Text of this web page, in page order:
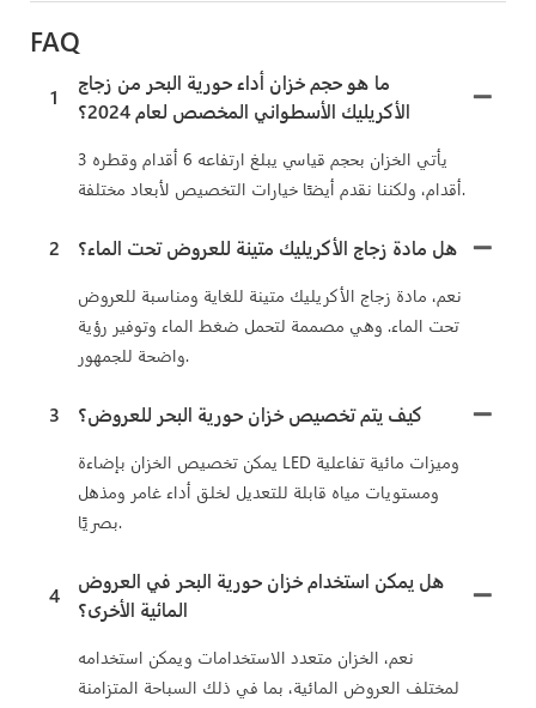
FAQ
1
ما هو حجم خزان أداء حورية البحر من زجاج
الأكريليك الأسطواني المخصص لعام 2024؟
يأتي الخزان بحجم قياسي يبلغ ارتفاعه 6 أقدام وقطره 3
أقدام، ولكننا نقدم أيضًا خيارات التخصيص لأبعاد مختلفة.
2 هل مادة زجاج الأكريليك متينة للعروض تحت الماء؟
نعم، مادة زجاج الأكريليك متينة للغاية ومناسبة للعروض
تحت الماء. وهي مصممة لتحمل ضغط الماء وتوفير رؤية
واضحة للجمهور.
3 كيف يتم تخصيص خزان حورية البحر للعروض؟
يمكن تخصيص الخزان بإضاءة LED وميزات مائية تفاعلية
ومستويات مياه قابلة للتعديل لخلق أداء غامر ومذهل
بصريًا.
4
هل يمكن استخدام خزان حورية البحر في العروض
المائية الأخرى؟
نعم، الخزان متعدد الاستخدامات ويمكن استخدامه
لمختلف العروض المائية، بما في ذلك السباحة المتزامنة